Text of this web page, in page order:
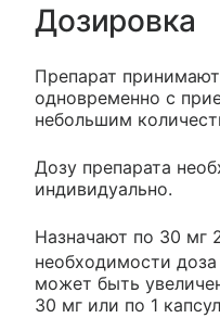
Дозировка
Препарат
одновременно с
небольшим
Дозу препарата
индивидуально.
Назначают по 30 мг
необходимости
может быть
30 мг или по 1